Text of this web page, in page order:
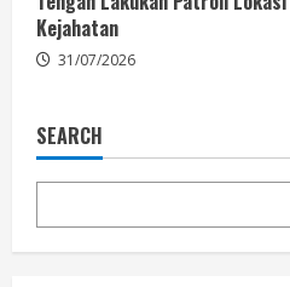
Kejahatan
31/07/2026
SEARCH